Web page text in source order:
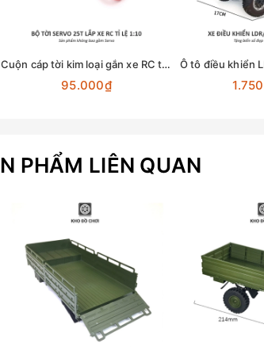
Cuộn cáp tời kim loại gắn xe RC tỉ lệ 1:10 dùng động cơ Servo 25T
95.000₫
PHẨM LIÊN QUAN